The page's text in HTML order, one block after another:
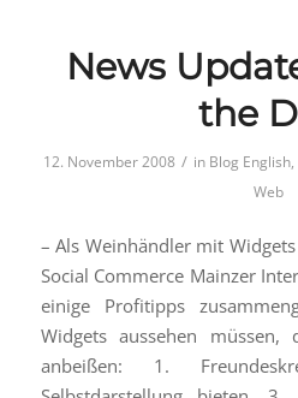
News
the
12. November 2008 / in Blog English,
Web
– Als Weinhändler mit
Social Commerce Mainzer
einige Profitipps
Widgets aussehen
anbeißen: 1.